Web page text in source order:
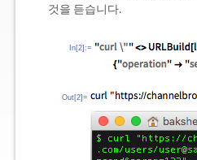
것을 듣습니다.
In[2]:=
Out[2]=